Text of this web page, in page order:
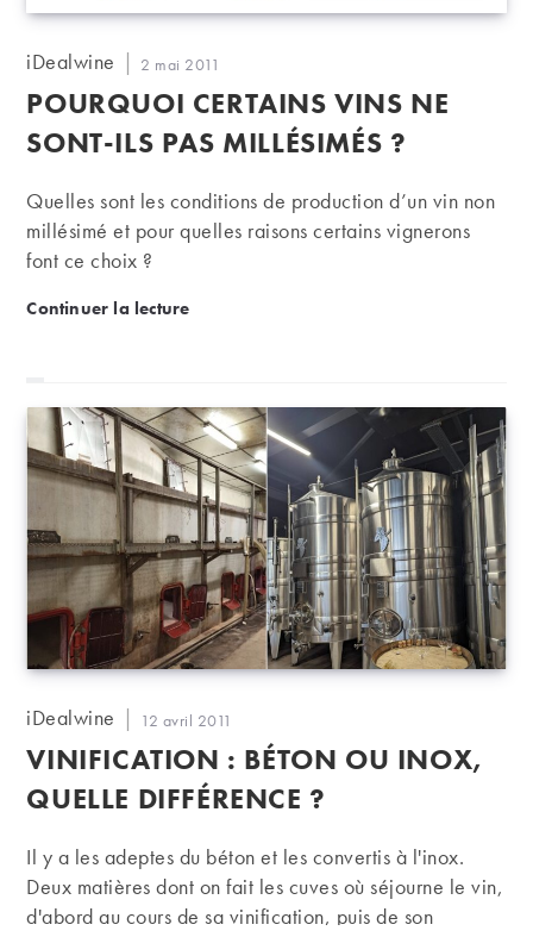
Auteur/autrice
la
publication :
iDealwine
Publication
publiée :
2 mai 2011
POURQUOI CERTAINS VINS NE
SONT-ILS PAS MILLÉSIMÉS ?
Quelles sont les conditions de production d’un vin non
millésimé et pour quelles raisons certains vignerons
font ce choix ?
Continuer la lecturePourquoi certains vins ne sont-ils pas millésimés ?
Auteur/autrice
la
publication :
iDealwine
Publication
publiée :
12 avril 2011
VINIFICATION : BÉTON OU INOX,
QUELLE DIFFÉRENCE ?
Il y a les adeptes du béton et les convertis à l'inox.
Deux matières dont on fait les cuves où séjourne le vin,
d'abord au cours de sa vinification, puis de son